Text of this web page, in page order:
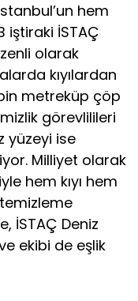
hem
iştiraki İSTAÇ
olarak
kıyılardan
metreküp çöp
görevlilileri
yüzeyi ise
Milliyet olarak
hem kıyı hem
İSTAÇ Deniz
ekibi de eşlik